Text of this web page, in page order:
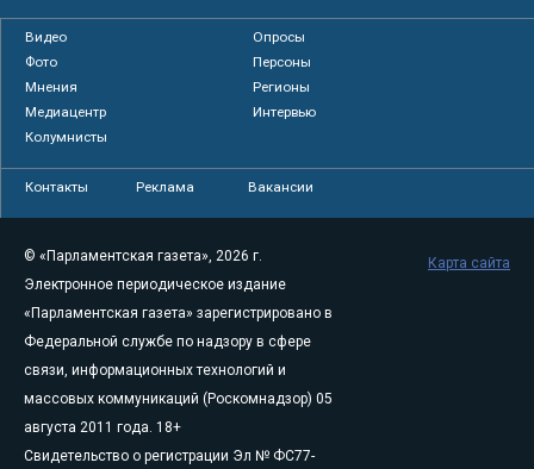
Видео
Опросы
Фото
Персоны
Мнения
Регионы
Медиацентр
Интервью
Колумнисты
Контакты Реклама Вакансии
© «Парламентская газета», 2026 г.
Электронное периодическое издание
«Парламентская газета» зарегистрировано в
Федеральной службе по надзору в сфере
связи, информационных технологий и
массовых коммуникаций (Роскомнадзор) 05
августа 2011 года. 18+
Свидетельство о регистрации Эл № ФС77-
Карта сайта